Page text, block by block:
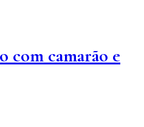
com camarão e